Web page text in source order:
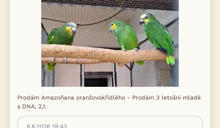
Prodám Amazoňana oranžovokřídlého - Prodám 3 letošní mladé
s DNA, 2,1.
8.8.2026 19:43